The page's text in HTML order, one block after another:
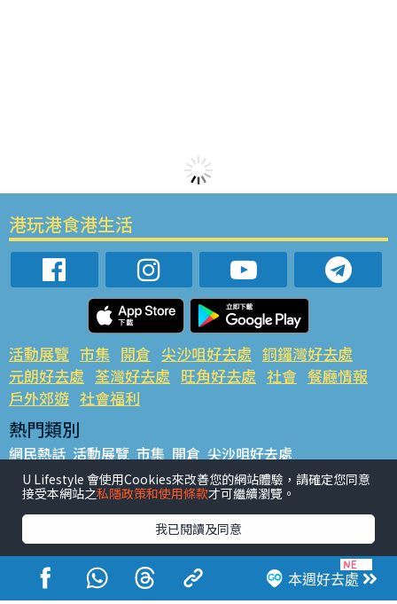
本週好去處
港玩港食港生活
活動展覽 市集 開倉 尖沙咀好去處 銅鑼灣好去處
元朗好去處 荃灣好去處 旺角好去處 社會 餐廳情報
戶外郊遊 社會福利
熱門類別
網民熱話 活動展覽 市集 開倉 尖沙咀好去處
銅鑼灣好去處 元朗好去處 荃灣好去處 旺角好去處 社會
餐廳情報 戶外郊遊
熱門標籤
#UGO搵好去處 #人氣活動推介 #美食社群熱話
#親子玩樂好去處
#ULifestyle應用程式
#限時搶
#UJetso禮物放送
#ULifestyle商戶中心 #著數 #網絡熱話
U Lifestyle 會使用Cookies來改善您的網站體驗，請確定您同意
接受本網站之私隱政策和使用條款才可繼續瀏覽。
我已閱讀及同意